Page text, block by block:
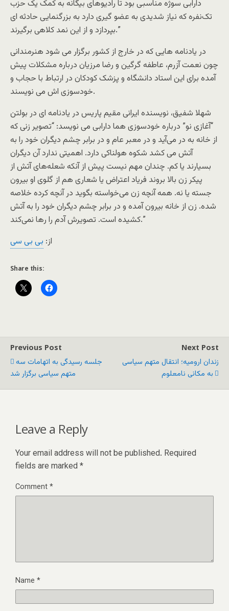
دارابی سوژه‌ مناسبی بود تا رادیوهای بیگانه به کمک یک حزب
تک‌نفره که نیاز شدیدی به عضو گیری دارد به بزرگنمایی حادثه ای
بپردازد و از این نمد کلاهی برگیرند.”
در یادنامه هایی که در خارج از کشور برگزار می شود هنرمندانی
چون نعمت آزرم، عاطفه گرگین و رضا مرزیان درباره مشکلات پیش
آمده برای این استاد دانشگاه و پزشک کودکان در ارتباط با حجاب و
خودسوزی اش می نویسند.
شهلا شفیق، نویسنده ایرانی مقیم پاریس در یادنامه ای در بولتن‌
“آغازی نو” درباره خودسوزی هما دارابی می نویسد: “تصویر زنی که
از خانه به در می‌آید و در معبر عام و در برابر چشم دیگران خود را به
آتش می کشد شکوه هولناکی دارد. اهمیتی ندارد آن دیگران
بسیارند یا کم. چندان مهم نیست پیش از آنکه شعله‌های آتش از
پیکر زن بالا بروند فریاد اعتراض یا شعاری هم از گلوی او بیرون
جسته یا نه. همه آنچه زن می‌خواسته بگوید در آنچه کرده خلاصه
شده. زن از خانه بیرون آمده و در برابر چشم دیگران خود را به آتش
کشیده است. تصویرش آدم را رها نمی‌کند.”
از: بی بی سی
Share this:
Previous Post
جلسه رسیدگی به اتهامات سه
متهم سیاسی برگزار شد
Next Post
زندان ارومیه؛ انتقال متهم سیاسی
به مکانی نامعلوم
Leave a Reply
Your email address will not be published. Required
fields are marked *
Comment*
Name *